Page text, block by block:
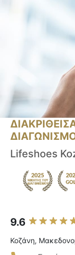
Lifeshoes
9.6
Κοζάνη,